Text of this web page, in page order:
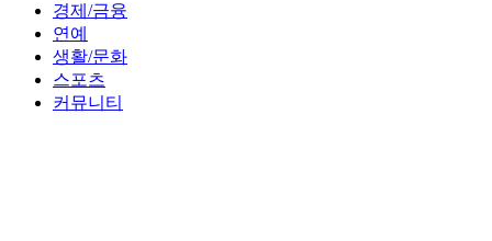
경제/금융
연예
생활/문화
스포츠
커뮤니티